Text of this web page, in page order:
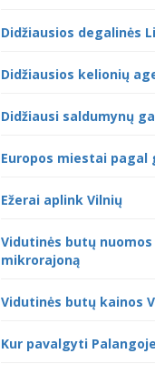
Didžiausios degalinės
Didžiausios kelionių
Didžiausi saldumynų
Europos miestai pagal
Ežerai aplink Vilnių
Vidutinės butų
mikrorajoną
Vidutinės butų kainos
Kur pavalgyti